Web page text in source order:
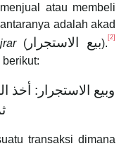
atau membeli
adalah akad
(بيع الاستجرار). [2]
وبيع الاستجرار: أخذ
transaksi dimana